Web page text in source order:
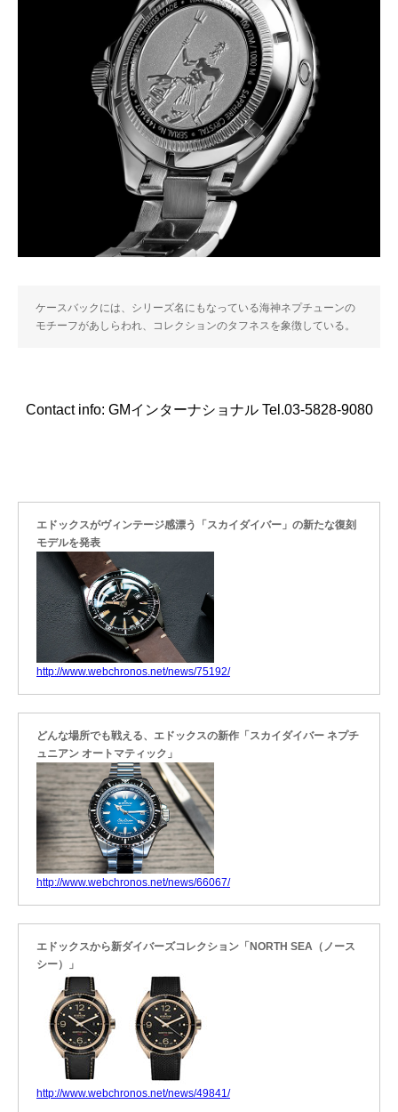
ケースバックには、シリーズ名にもなっている海神ネプチューンの
モチーフがあしらわれ、コレクションのタフネスを象徴している。
Contact info: GMインターナショナル Tel.03-5828-9080
エドックスがヴィンテージ感漂う「スカイダイバー」の新たな復刻
モデルを発表
http://www.webchronos.net/news/75192/
どんな場所でも戦える、エドックスの新作「スカイダイバー ネプチ
ュニアン オートマティック」
http://www.webchronos.net/news/66067/
エドックスから新ダイバーズコレクション「NORTH SEA（ノース
シー）」
http://www.webchronos.net/news/49841/